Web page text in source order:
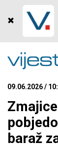
09.06.2026 /
baraž